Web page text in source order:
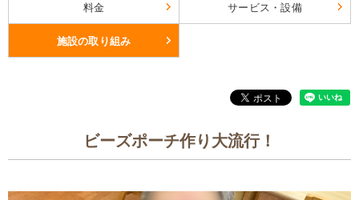
料金 サービス・設備
施設の取り組み
ビーズポーチ作り大流行！